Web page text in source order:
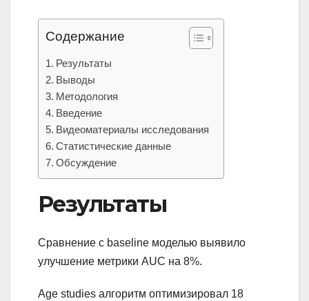
Содержание
Результаты
Выводы
Методология
Введение
Видеоматериалы исследования
Статистические данные
Обсуждение
Результаты
Сравнение с baseline моделью выявило
улучшение метрики AUC на 8%.
Age studies алгоритм оптимизировал 18